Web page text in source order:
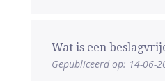
Wat is een
Gepubliceerd op: 14-06-